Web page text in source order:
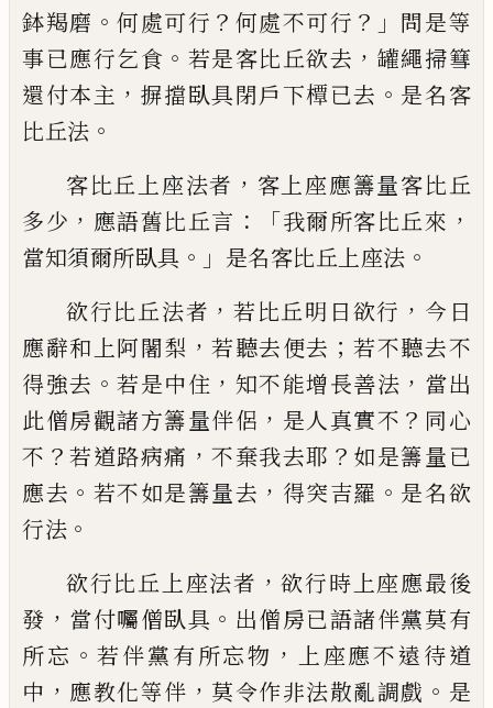
鉢羯磨 。何處可行 ？ 何處不可行 ？」 問是等
事已應行乞食 。 若是客比丘欲去 ， 罐繩掃篲
還付本主 ， 摒擋臥具閉戶下橝已去 。 是名客
比丘法 。
客比丘上座法者 ， 客上座應籌量客比丘
多少 ， 應語舊比丘言 ：「我爾所客比丘來 ，
當知須爾所臥具 。」 是名客比丘上座法 。
欲行比丘法者 ，若比丘明日欲行 ， 今日
應辭和上阿闍梨 ，若聽去便去 ； 若不聽去不
得強去 。若是中住 ， 知不能增長善法 ， 當出
此僧房觀諸方籌量伴侶 ， 是人真實不 ？ 同心
不 ？若道路病痛 ，不棄我去耶 ？ 如是籌量已
應去 。 若不如是籌量去 ， 得突吉羅 。 是名欲
行法 。
欲行比丘上座法者 ，欲行時上座應最後
發 ， 當付囑僧臥具 。 出僧房已語諸伴黨莫有
所忘 。若伴黨有所忘物 ， 上座應不遠待道
中 ， 應教化等伴 ， 莫令作非法散亂調戲 。 是